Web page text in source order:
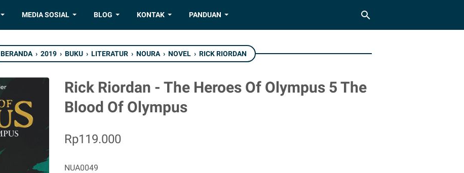
MEDIA SOSIAL BLOG KONTAK PANDUAN
BERANDA › 2019 › BUKU › LITERATUR › NOURA › NOVEL › RICK RIORDAN
Rick Riordan - The Heroes Of Olympus 5 The
Blood Of Olympus
Rp119.000
NUA0049